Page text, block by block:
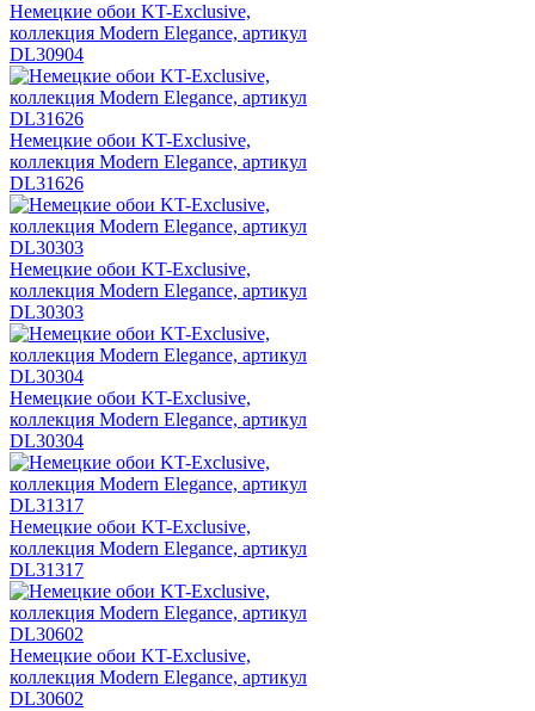
Немецкие обои KT-Exclusive,
коллекция Modern Elegance, артикул
DL30904
Немецкие обои KT-Exclusive,
коллекция Modern Elegance, артикул
DL31626
Немецкие обои KT-Exclusive,
коллекция Modern Elegance, артикул
DL30303
Немецкие обои KT-Exclusive,
коллекция Modern Elegance, артикул
DL30304
Немецкие обои KT-Exclusive,
коллекция Modern Elegance, артикул
DL31317
Немецкие обои KT-Exclusive,
коллекция Modern Elegance, артикул
DL30602